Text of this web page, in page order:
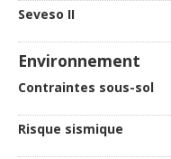
Seveso II
Environnement
Contraintes sous-sol
Risque sismique